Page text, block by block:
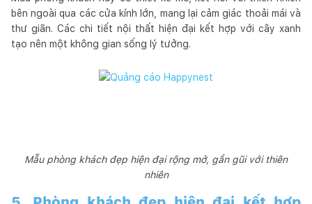
bên ngoài qua các cửa kính lớn, mang lại cảm giác thoải mái và
thư giãn. Các chi tiết nội thất hiện đại kết hợp với cây xanh
tạo nên một không gian sống lý tưởng.
Mẫu phòng khách đẹp hiện đại rộng mở, gần gũi với thiên
nhiên